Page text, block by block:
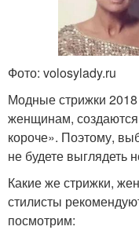
Фото: volosylady.ru
Модные стрижки 2018
женщинам, создаются
короче». Поэтому,
не будете выглядеть
Какие же стрижки,
стилисты
посмотрим: